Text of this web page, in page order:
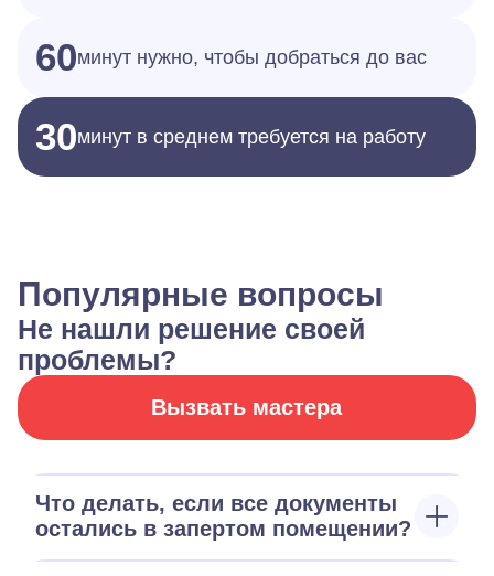
60минут нужно, чтобы добраться до вас
30минут в среднем требуется на работу
Популярные вопросы
Не нашли решение своей
проблемы?
Вызвать мастера
Что делать, если все документы
остались в запертом помещении?